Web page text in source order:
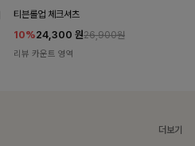
티븐롤업 체크셔츠
10%24,300 원26,900원
리뷰 카운트 영역
더보기